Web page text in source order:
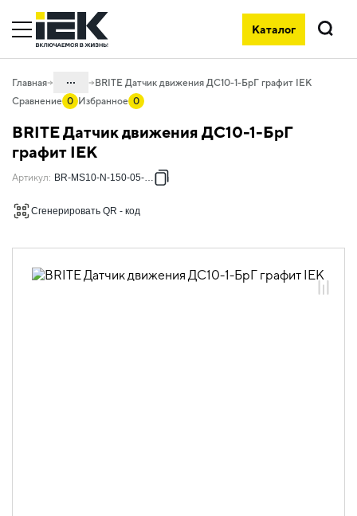
Каталог
Поиск
Главная ...
06. Изделия электроустановочные,
удлинители и силовые разъемы
06.01 Электроустановочные изделия
06.01.01 Электроустановочные
06.01.01.08 ЭУИ BRITE графит
BRITE Датчик движения ДС10-1-БрГ графит IEK
Сравнение 0 Избранное 0
BRITE Датчик движения ДС10-1-БрГ
графит IEK
Артикул: BR-MS10-N-150-05-K53
Сгенерировать QR - код